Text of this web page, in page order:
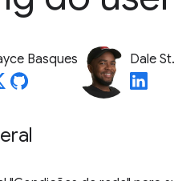
Basques Dale